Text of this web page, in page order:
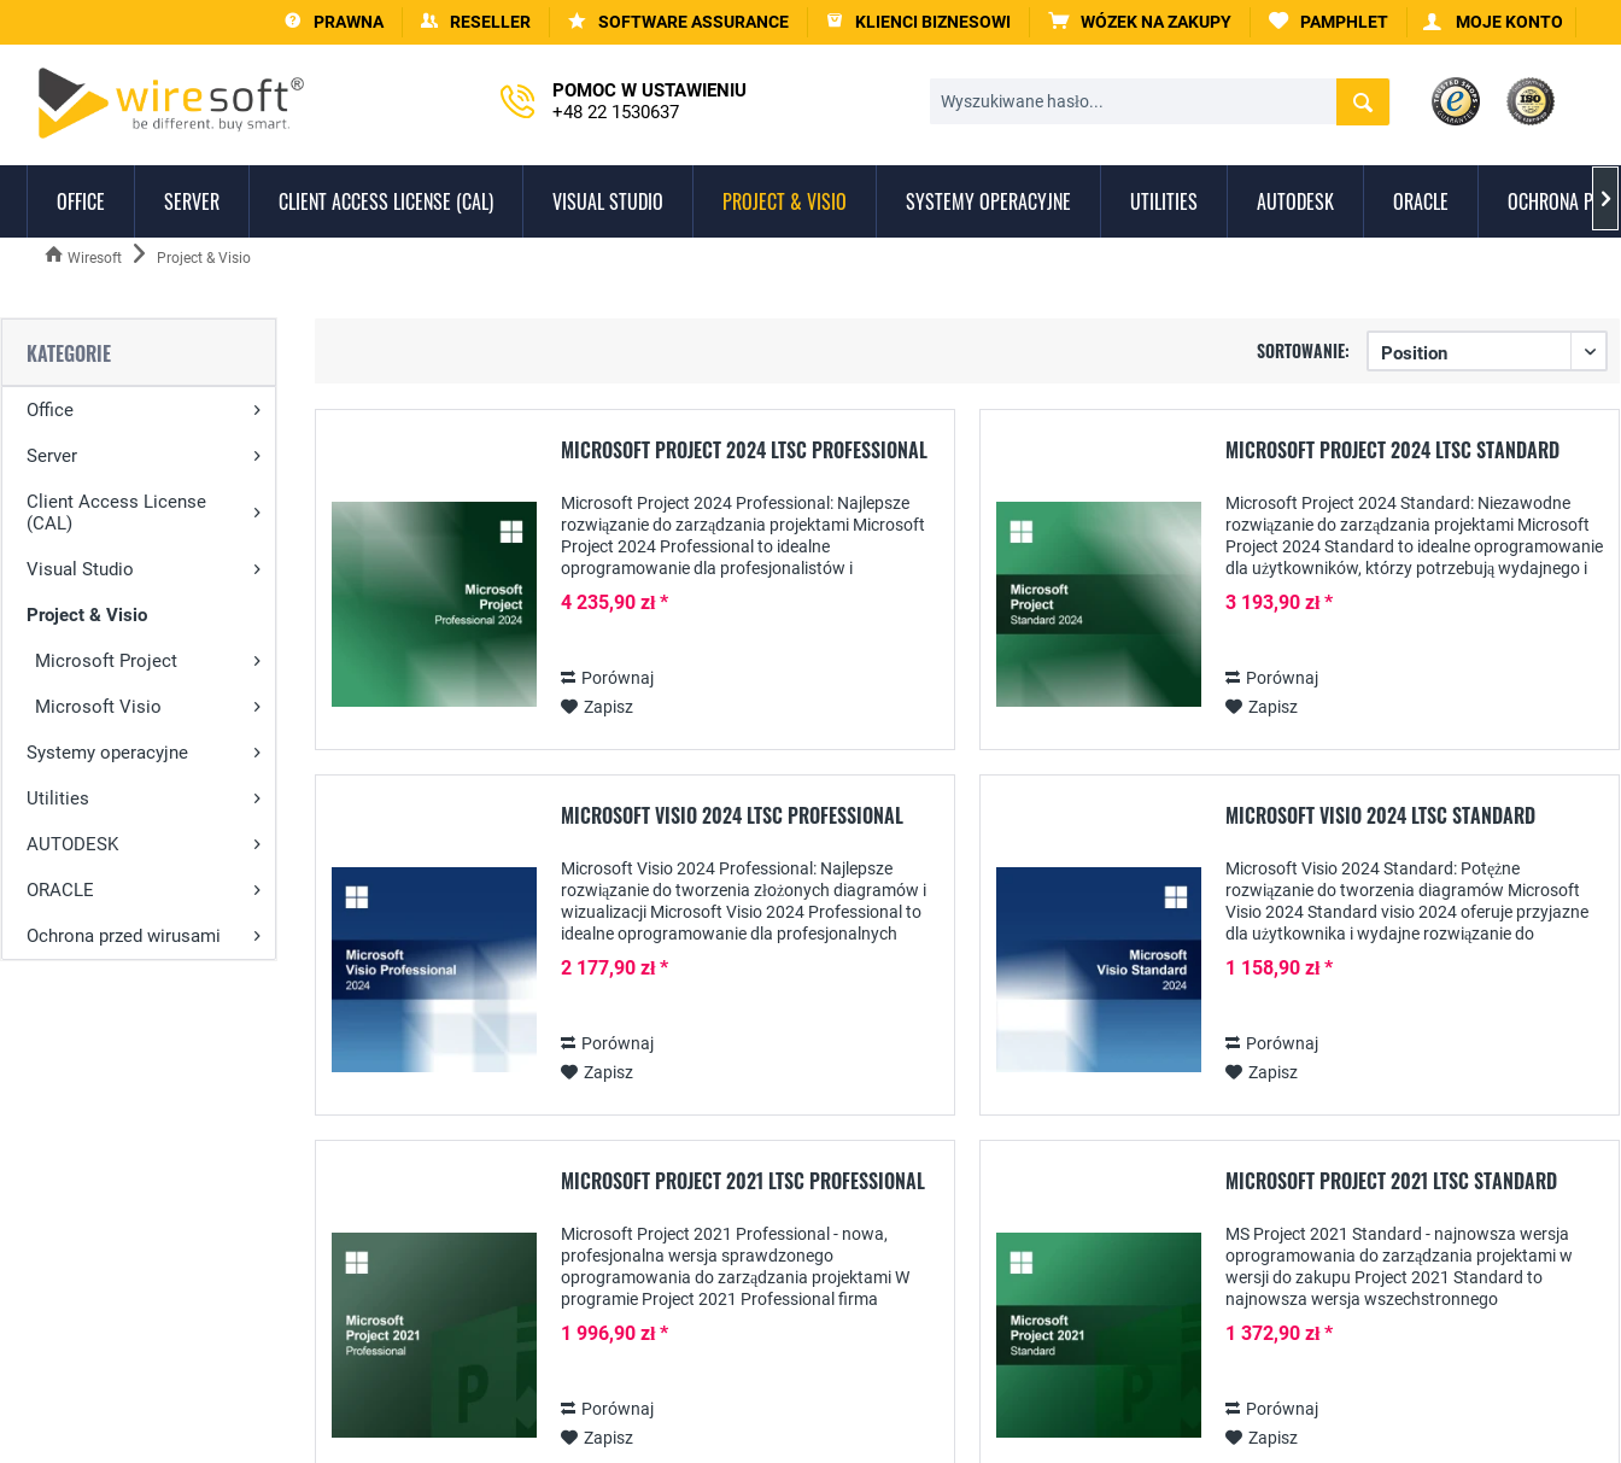
PRAWNA RESELLER SOFTWARE ASSURANCE KLIENCI BIZNESOWI WÓZEK NA ZAKUPY PAMPHLET MOJE KONTO
POMOC W USTAWIENIU
+48 22 1530637
OFFICE SERVER CLIENT ACCESS LICENSE (CAL) VISUAL STUDIO PROJECT & VISIO SYSTEMY OPERACYJNE UTILITIES AUTODESK ORACLE OCHRONA 
Wiresoft Project & Visio
KATEGORIE
Office
Server
Client Access License
(CAL)
Visual Studio
Project & Visio
Microsoft Project
Microsoft Visio
Systemy operacyjne
Utilities
AUTODESK
ORACLE
Ochrona przed wirusami
SORTOWANIE:
MICROSOFT PROJECT 2024 LTSC PROFESSIONAL
Microsoft Project 2024 Professional: Najlepsze
rozwiązanie do zarządzania projektami Microsoft
Project 2024 Professional to idealne
oprogramowanie dla profesjonalistów i
narzędzi do planowania,...
4 235,90 zł *
Porównaj
Zapisz
MICROSOFT PROJECT 2024 LTSC STANDARD
Microsoft Project 2024 Standard: Niezawodne
rozwiązanie do zarządzania projektami Microsoft
Project 2024 Standard to idealne oprogramowanie
dla użytkowników, którzy potrzebują wydajnego i
3 193,90 zł *
Porównaj
Zapisz
MICROSOFT VISIO 2024 LTSC PROFESSIONAL
Microsoft Visio 2024 Professional: Najlepsze
rozwiązanie do tworzenia złożonych diagramów i
wizualizacji Microsoft Visio 2024 Professional to
idealne oprogramowanie dla profesjonalnych
rozbudowane...
2 177,90 zł *
Porównaj
Zapisz
MICROSOFT VISIO 2024 LTSC STANDARD
Microsoft Visio 2024 Standard: Potężne
rozwiązanie do tworzenia diagramów Microsoft
Visio 2024 Standard visio 2024 oferuje przyjazne
dla użytkownika i wydajne rozwiązanie do
schematów blokowych i...
1 158,90 zł *
Porównaj
Zapisz
MICROSOFT PROJECT 2021 LTSC PROFESSIONAL
Microsoft Project 2021 Professional - nowa,
profesjonalna wersja sprawdzonego
oprogramowania do zarządzania projektami W
programie Project 2021 Professional firma
wszechstronnego oprogramowania,...
1 996,90 zł *
Porównaj
Zapisz
MICROSOFT PROJECT 2021 LTSC STANDARD
MS Project 2021 Standard - najnowsza wersja
oprogramowania do zarządzania projektami w
wersji do zakupu Project 2021 Standard to
najnowsza wersja wszechstronnego
Microsoft, które jest...
1 372,90 zł *
Porównaj
Zapisz